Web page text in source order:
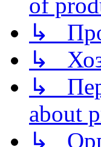
of
↳
↳
↳
about
↳